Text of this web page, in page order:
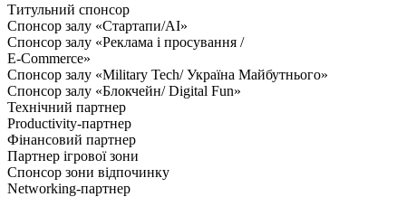
Титульний спонсор
Спонсор залу «Стартапи/AI»
Спонсор залу «Реклама і просування /
E-Commerce»
Спонсор залу «Military Tech/ Україна Майбутнього»
Спонсор залу «Блокчейн/ Digital Fun»
Технічний партнер
Productivity-партнер
Фінансовий партнер
Партнер ігрової зони
Спонсор зони відпочинку
Networking-партнер